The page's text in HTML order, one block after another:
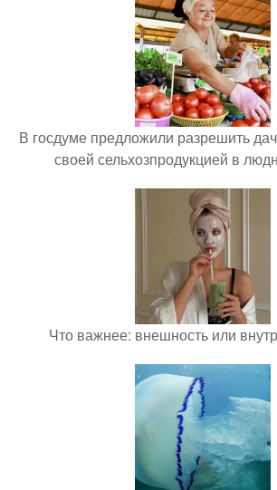
В госдуме предложили разрешить
своей сельхозпродукцией в
Что важнее: внешность или